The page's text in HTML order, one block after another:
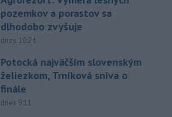
pozemkov a porastov sa
dlhodobo zvyšuje
dnes 10:24
Potocká najväčším slovenským
želiezkom, Trníková sníva o
finále
dnes 9:11